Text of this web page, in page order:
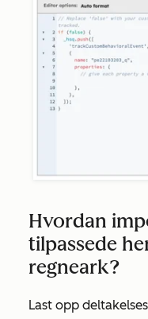
Hvordan
tilpassede
regneark?
Last opp